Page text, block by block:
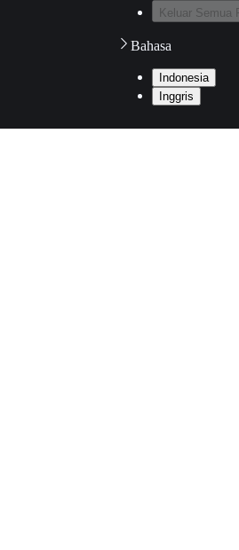
Keluar Semua
Bahasa
Indonesia
Inggris